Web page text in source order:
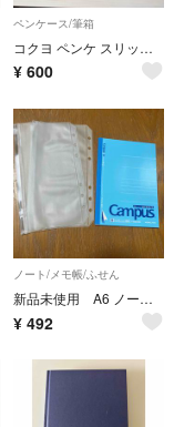
ペンケース/筆箱
コクヨ ペンケ スリッシュ F-VBF28CМ
¥ 600
ノート/メモ帳/ふせん
新品未使用 A6 ノート ファスナーケース リフィル セット
¥ 492